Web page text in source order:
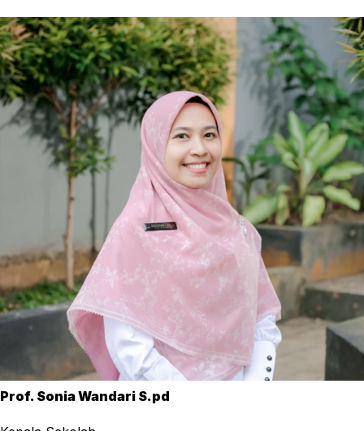
Prof. Sonia Wandari S.pd